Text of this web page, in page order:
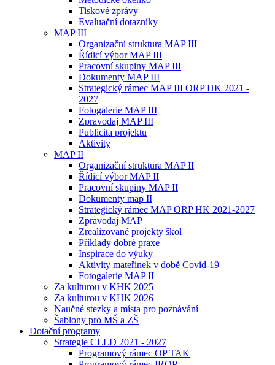
Tiskové zprávy
Evaluační dotazníky
MAP III
Organizační struktura MAP III
Řídicí výbor MAP III
Pracovní skupiny MAP III
Dokumenty MAP III
Strategický rámec MAP III ORP HK 2021 -
2027
Fotogalerie MAP III
Zpravodaj MAP III
Publicita projektu
Aktivity
MAP II
Organizační struktura MAP II
Řídicí výbor MAP II
Pracovní skupiny MAP II
Dokumenty map II
Strategický rámec MAP ORP HK 2021-2027
Zpravodaj MAP
Zrealizované projekty škol
Příklady dobré praxe
Inspirace do výuky
Aktivity mateřinek v době Covid-19
Fotogalerie MAP II
Za kulturou v KHK 2025
Za kulturou v KHK 2026
Naučné stezky a místa pro poznávání
Šablony pro MŠ a ZŠ
Dotační programy
Strategie CLLD 2021 - 2027
Programový rámec OP TAK